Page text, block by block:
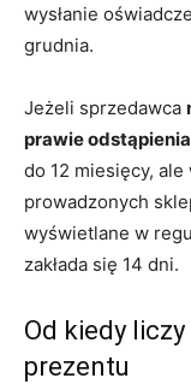
wysłanie
grudnia.
Jeżeli sprzedawca
prawie odstąpienia
do 12 miesięcy,
prowadzonych
wyświetlane w
zakłada się 14 dni.
Od kiedy
prezentu